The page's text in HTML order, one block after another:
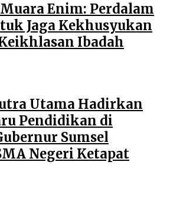
Enim: Perdalam
Jaga Kekhusyukan
Ibadah
Utama Hadirkan
Pendidikan di
Sumsel
Negeri Ketapat